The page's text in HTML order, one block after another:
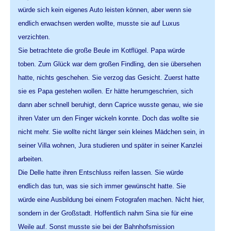
würde sich kein eigenes Auto leisten können, aber wenn sie
endlich erwachsen werden wollte, musste sie auf Luxus
verzichten.
Sie betrachtete die große Beule im Kotflügel. Papa würde
toben. Zum Glück war dem großen Findling, den sie übersehen
hatte, nichts geschehen. Sie verzog das Gesicht. Zuerst hatte
sie es Papa gestehen wollen. Er hätte herumgeschrien, sich
dann aber schnell beruhigt, denn Caprice wusste genau, wie sie
ihren Vater um den Finger wickeln konnte. Doch das wollte sie
nicht mehr. Sie wollte nicht länger sein kleines Mädchen sein, in
seiner Villa wohnen, Jura studieren und später in seiner Kanzlei
arbeiten.
Die Delle hatte ihren Entschluss reifen lassen. Sie würde
endlich das tun, was sie sich immer gewünscht hatte. Sie
würde eine Ausbildung bei einem Fotografen machen. Nicht hier,
sondern in der Großstadt. Hoffentlich nahm Sina sie für eine
Weile auf. Sonst musste sie bei der Bahnhofsmission